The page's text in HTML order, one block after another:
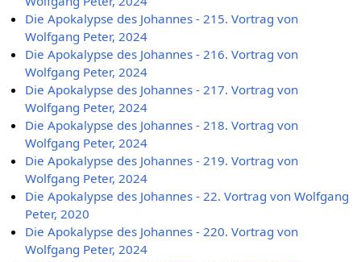
Die Apokalypse des Johannes - 215. Vortrag von
Wolfgang Peter, 2024
Die Apokalypse des Johannes - 216. Vortrag von
Wolfgang Peter, 2024
Die Apokalypse des Johannes - 217. Vortrag von
Wolfgang Peter, 2024
Die Apokalypse des Johannes - 218. Vortrag von
Wolfgang Peter, 2024
Die Apokalypse des Johannes - 219. Vortrag von
Wolfgang Peter, 2024
Die Apokalypse des Johannes - 22. Vortrag von Wolfgang
Peter, 2020
Die Apokalypse des Johannes - 220. Vortrag von
Wolfgang Peter, 2024